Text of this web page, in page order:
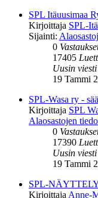
SPL Itäuusimaa
Kirjoittaja SPL-
Sijainti:
0
17405
Uusin viesti
19 Tammi
SPL-Wasa ry -
Kirjoittaja SPL
Alaosastojen
0
17390
Uusin viesti
19 Tammi
SPL-
Kirjoittaja Anne-